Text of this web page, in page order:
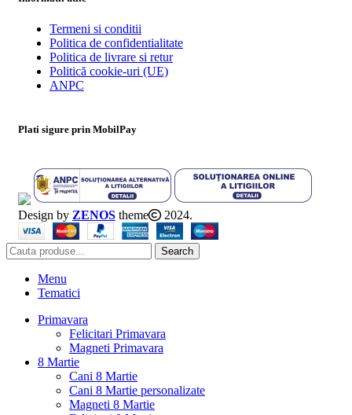
Termeni si conditii
Politica de confidentialitate
Politica de livrare si retur
Politică cookie-uri (UE)
ANPC
Plati sigure prin MobilPay
Design by ZENOS theme 2024.
Search
Menu
Tematici
Primavara
Felicitari Primavara
Magneti Primavara
8 Martie
Cani 8 Martie
Cani 8 Martie personalizate
Magneti 8 Martie